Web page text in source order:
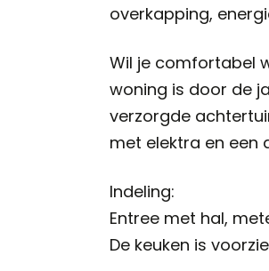
overkapping,
Wil je comfortabel
woning is door de
verzorgde
met elektra en een
Indeling:
Entree met hal,
De keuken is